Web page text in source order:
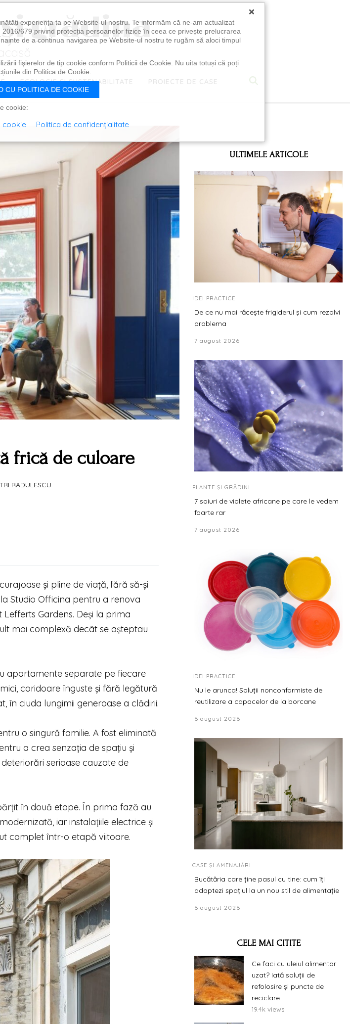
ECOLOGIE ȘI SUSTENABILITATE PROIECTE DE CASE
frică de culoare
RADULESCU
și pline de viață, fără să-și
Studio Officina pentru a renova
Gardens. Deși la prima
mai complexă decât se așteptau
apartamente separate pe fiecare
coridoare înguste și fără legătură
în ciuda lungimii generoase a clădirii.
o singură familie. A fost eliminată
a crea senzația de spațiu și
serioase cauzate de
în două etape. În prima fază au
iar instalațiile electrice și
complet într-o etapă viitoare.
ULTIMELE ARTICOLE
IDEI PRACTICE
De ce nu mai răcește frigiderul și cum rezolvi
problema
7 august 2026
PLANTE ȘI GRĂDINI
7 soiuri de violete africane pe care le vedem
foarte rar
7 august 2026
IDEI PRACTICE
Nu le arunca! Soluții nonconformiste de
reutilizare a capacelor de la borcane
6 august 2026
CASE ȘI AMENAJĂRI
Bucătăria care ține pasul cu tine: cum îți
adaptezi spațiul la un nou stil de alimentație
6 august 2026
CELE MAI CITITE
Ce faci cu uleiul alimentar
uzat? Iată soluții de
refolosire și puncte de
reciclare
19.4k views
×
experiența ta pe Website-ul nostru. Te informăm că ne-am actualizat
679 privind protecția persoanelor fizice în ceea ce privește prelucrarea
de a continua navigarea pe Website-ul nostru te rugăm să aloci timpul
fişierelor de tip cookie conform Politicii de Cookie. Nu uita totuși că poți
din Politica de Cookie.
CU POLITICA DE COOKIE
cookie:
cookie Politica de confidențialitate